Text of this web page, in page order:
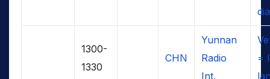
1300-
1330
CHN
Yunnan
Radio
Int.
=